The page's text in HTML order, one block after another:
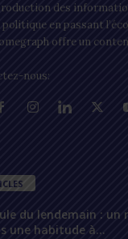
des
en passant
offre un
nous:
du lendemain : un
une habitude à...